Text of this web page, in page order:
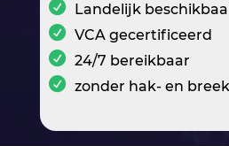
Landelijk
VCA gecertificeerd
24/7 bereikbaar
zonder hak- en